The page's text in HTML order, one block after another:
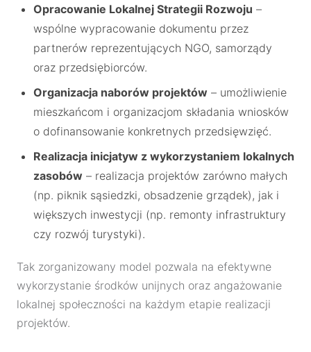
Opracowanie Lokalnej Strategii Rozwoju –
wspólne wypracowanie dokumentu przez
partnerów reprezentujących NGO, samorządy
oraz przedsiębiorców.
Organizacja naborów projektów – umożliwienie
mieszkańcom i organizacjom składania wniosków
o dofinansowanie konkretnych przedsięwzięć.
Realizacja inicjatyw z wykorzystaniem lokalnych
zasobów – realizacja projektów zarówno małych
(np. piknik sąsiedzki, obsadzenie grządek), jak i
większych inwestycji (np. remonty infrastruktury
czy rozwój turystyki).
Tak zorganizowany model pozwala na efektywne
wykorzystanie środków unijnych oraz angażowanie
lokalnej społeczności na każdym etapie realizacji
projektów.